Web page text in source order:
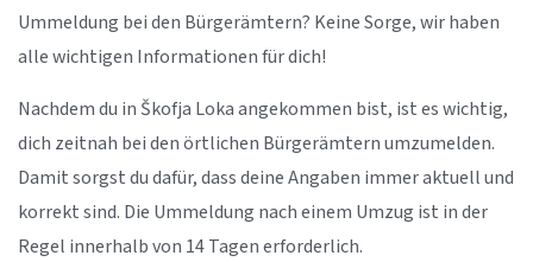
Ummeldung bei den Bürgerämtern? Keine Sorge, wir haben
alle wichtigen Informationen für dich!
Nachdem du in Škofja Loka angekommen bist, ist es wichtig,
dich zeitnah bei den örtlichen Bürgerämtern umzumelden.
Damit sorgst du dafür, dass deine Angaben immer aktuell und
korrekt sind. Die Ummeldung nach einem Umzug ist in der
Regel innerhalb von 14 Tagen erforderlich.